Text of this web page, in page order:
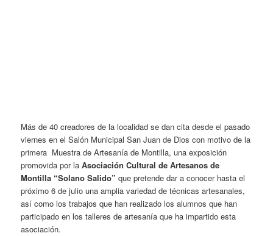
Más de 40 creadores de la localidad se dan cita desde el pasado
viernes en el Salón Municipal San Juan de Dios con motivo de la
primera Muestra de Artesanía de Montilla, una exposición
promovida por laAsociación Cultural de Artesanos de
Montilla “Solano Salido” que pretende dar a conocer hasta el
próximo 6 de julio una amplia variedad de técnicas artesanales,
así como los trabajos que han realizado los alumnos que han
participado en los talleres de artesanía que ha impartido esta
asociación.